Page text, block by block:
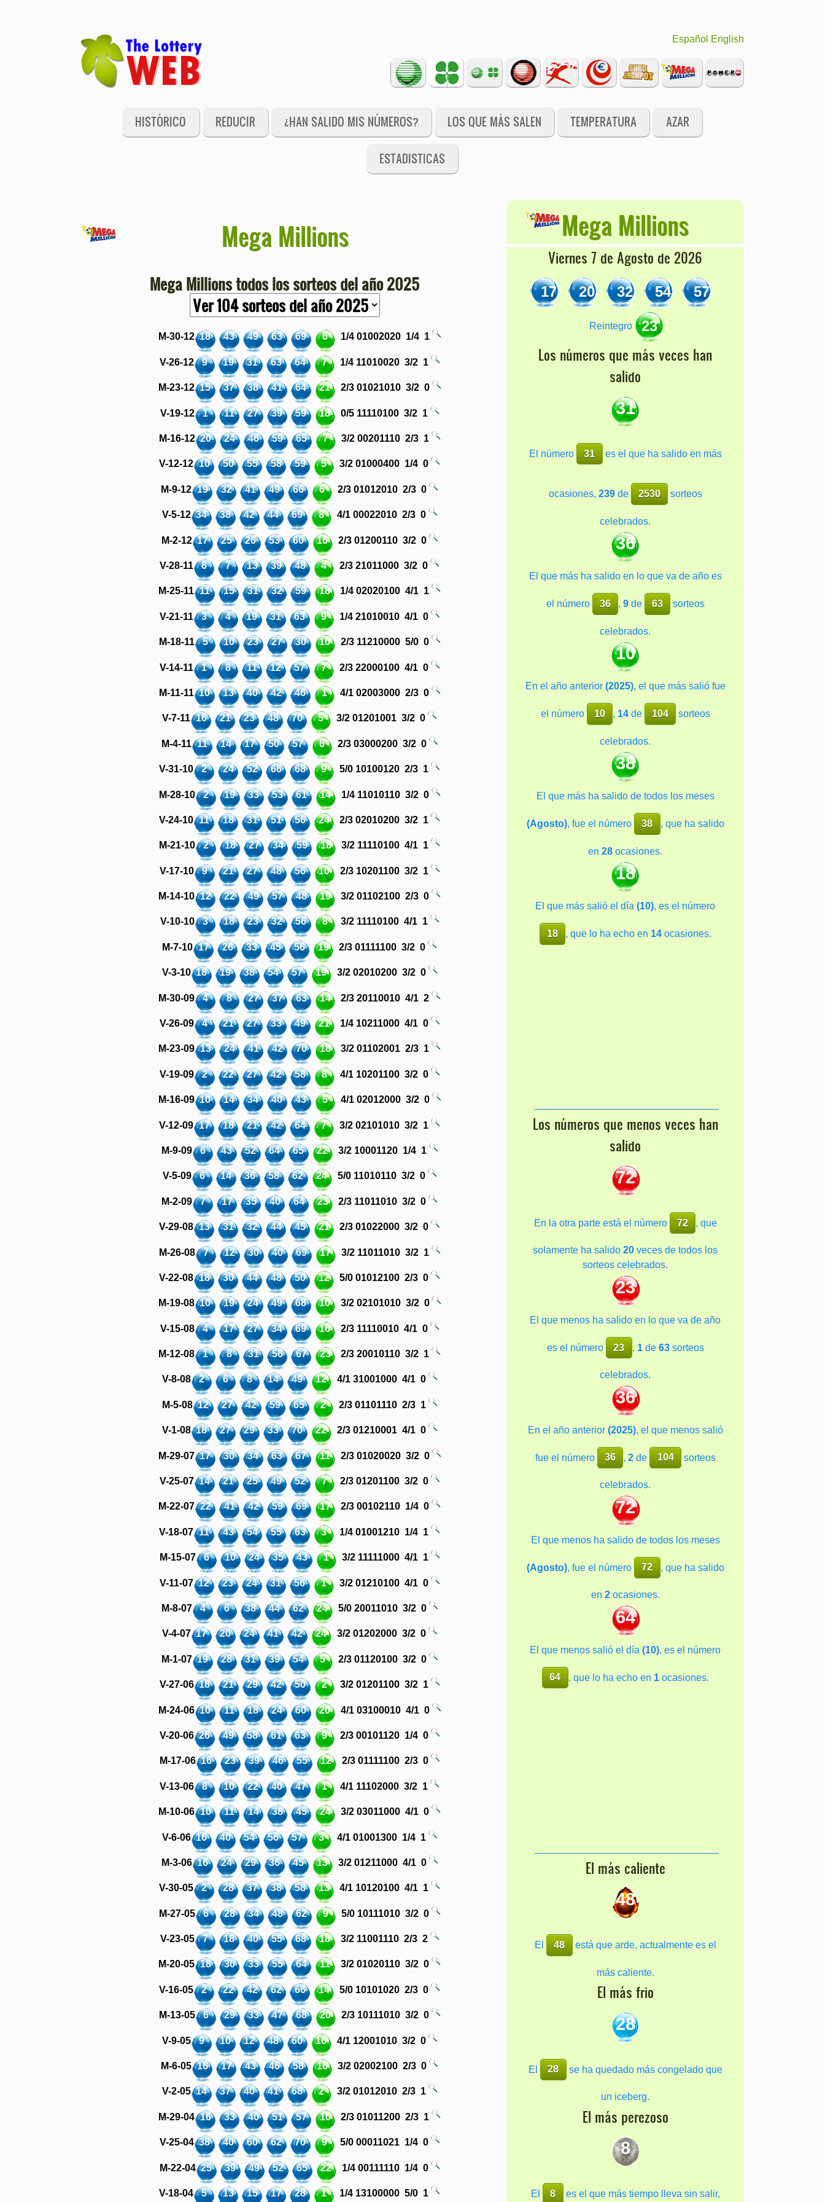
Español English
HISTÓRICO REDUCIR ¿HAN SALIDO MIS NÚMEROS? LOS QUE MÁS SALEN TEMPERATURA AZAR
ESTADISTICAS
Mega Millions
Mega Millions todos los sorteos del año 2025
M-30-12 18 43 49 63 69 6 1/4 01002020 1/4 1
V-26-12 9 19 31 63 64 7 1/4 11010020 3/2 1
M-23-12 15 37 38 41 64 21 2/3 01021010 3/2 0
V-19-12 1 11 27 39 59 18 0/5 11110100 3/2 1
M-16-12 20 24 46 59 65 7 3/2 00201110 2/3 1
V-12-12 10 50 55 58 59 5 3/2 01000400 1/4 0
M-9-12 19 32 41 49 66 6 2/3 01012010 2/3 0
V-5-12 34 38 42 44 69 8 4/1 00022010 2/3 0
M-2-12 17 25 26 53 60 16 2/3 01200110 3/2 0
V-28-11 6 7 13 39 48 4 2/3 21011000 3/2 0
M-25-11 11 15 31 32 59 18 1/4 02020100 4/1 1
V-21-11 3 4 19 31 63 9 1/4 21010010 4/1 0
M-18-11 5 10 23 27 30 10 2/3 11210000 5/0 0
V-14-11 1 8 11 12 57 7 2/3 22000100 4/1 0
M-11-11 10 13 40 42 46 1 4/1 02003000 2/3 0
V-7-11 16 21 23 48 70 5 3/2 01201001 3/2 0
M-4-11 11 14 17 50 57 6 2/3 03000200 3/2 0
V-31-10 2 24 52 66 68 9 5/0 10100120 2/3 1
M-28-10 2 19 33 53 61 14 1/4 11010110 3/2 0
V-24-10 11 18 31 51 56 24 2/3 02010200 3/2 1
M-21-10 2 18 27 34 59 18 3/2 11110100 4/1 1
V-17-10 9 21 27 48 56 10 2/3 10201100 3/2 1
M-14-10 12 22 49 57 48 19 3/2 01102100 2/3 0
V-10-10 3 18 23 32 56 8 3/2 11110100 4/1 1
M-7-10 17 26 33 45 56 19 2/3 01111100 3/2 0
V-3-10 18 19 38 54 57 19 3/2 02010200 3/2 0
M-30-09 4 8 27 37 63 14 2/3 20110010 4/1 2
V-26-09 4 21 27 33 49 21 1/4 10211000 4/1 0
M-23-09 13 24 41 42 70 18 3/2 01102001 2/3 1
V-19-09 2 22 27 42 58 8 4/1 10201100 3/2 0
M-16-09 10 14 34 40 43 5 4/1 02012000 3/2 0
V-12-09 17 18 21 42 64 7 3/2 02101010 3/2 1
M-9-09 6 43 52 64 65 22 3/2 10001120 1/4 1
V-5-09 6 14 36 58 62 24 5/0 11010110 3/2 0
M-2-09 7 17 35 40 64 23 2/3 11011010 3/2 0
V-29-08 13 31 32 44 45 21 2/3 01022000 3/2 0
M-26-08 7 12 30 40 69 17 3/2 11011010 3/2 1
V-22-08 18 30 44 48 50 12 5/0 01012100 2/3 0
M-19-08 10 19 24 49 68 10 3/2 02101010 3/2 0
V-15-08 4 17 27 34 69 16 2/3 11110010 4/1 0
M-12-08 1 8 31 56 67 23 2/3 20010110 3/2 1
V-8-08 2 6 8 14 49 12 4/1 31001000 4/1 0
M-5-08 12 27 42 59 65 2 2/3 01101110 2/3 1
V-1-08 18 27 29 33 70 22 2/3 01210001 4/1 0
M-29-07 17 30 34 63 67 11 2/3 01020020 3/2 0
V-25-07 14 21 25 49 52 7 2/3 01201100 3/2 0
M-22-07 22 41 42 59 69 17 2/3 00102110 1/4 0
V-18-07 11 43 54 55 63 3 1/4 01001210 1/4 1
M-15-07 6 10 24 35 43 1 3/2 11111000 4/1 1
V-11-07 12 23 24 31 56 1 3/2 01210100 4/1 0
M-8-07 4 6 38 44 62 24 5/0 20011010 3/2 0
V-4-07 17 20 24 41 42 24 3/2 01202000 3/2 0
M-1-07 19 28 31 39 54 5 2/3 01120100 3/2 0
V-27-06 18 21 29 42 50 2 3/2 01201100 3/2 1
M-24-06 10 11 18 24 60 20 4/1 03100010 4/1 0
V-20-06 26 49 58 61 63 9 2/3 00101120 1/4 0
M-17-06 16 23 39 46 55 12 2/3 01111100 2/3 0
V-13-06 8 10 22 40 47 1 4/1 11102000 3/2 1
M-10-06 10 11 14 38 45 24 3/2 03011000 4/1 0
V-6-06 16 40 54 56 57 3 4/1 01001300 1/4 1
M-3-06 16 24 29 36 45 13 3/2 01211000 4/1 0
V-30-05 2 28 37 38 58 13 4/1 10120100 4/1 1
M-27-05 6 28 34 48 62 9 5/0 10111010 3/2 0
V-23-05 7 18 40 55 68 18 3/2 11001110 2/3 2
M-20-05 18 30 33 55 64 11 3/2 01020110 3/2 0
V-16-05 2 22 42 62 66 14 5/0 10101020 2/3 0
M-13-05 6 29 33 47 68 20 2/3 10111010 3/2 0
V-9-05 9 10 12 48 60 16 4/1 12001010 3/2 0
M-6-05 16 17 43 46 58 16 3/2 02002100 2/3 0
V-2-05 14 37 40 41 68 2 3/2 01012010 2/3 1
M-29-04 16 33 40 51 57 10 2/3 01011200 2/3 1
V-25-04 38 40 60 62 70 9 5/0 00011021 1/4 0
M-22-04 25 39 49 52 65 22 1/4 00111110 1/4 0
V-18-04 5 13 15 17 28 1 1/4 13100000 5/0 1
Mega Millions
Viernes 7 de Agosto de 2026
17 20 32 54 57
Reintegro 23
Los números que más veces han
salido
31
El número 31 es el que ha salido en más
ocasiones, 239de 2530 sorteos
celebrados.
36
El que más ha salido en lo que va de año es
el número 36 , 9de 63 sorteos
celebrados.
10
En el año anterior (2025), el que más salió fue
el número 10 , 14de 104 sorteos
celebrados.
38
El que más ha salido de todos los meses
(Agosto), fue el número 38 , que ha salido
en28 ocasiones.
18
El que más salió el día(10), es el número
18 , que lo ha echo en 14 ocasiones.
Los números que menos veces han
salido
72
En la otra parte está el número 72 , que
solamente ha salido20 veces de todos los
sorteos celebrados.
23
El que menos ha salido en lo que va de año
es el número 23 , 1de 63sorteos
celebrados.
36
En el año anterior (2025), el que menos salió
fue el número 36 ,2 de 104 sorteos
celebrados.
72
El que menos ha salido de todos los meses
(Agosto), fue el número 72 , que ha salido
en 2ocasiones.
64
El que menos salió el día(10), es el número
64 , que lo ha echo en 1ocasiones.
El más caliente
48
El 48 está que arde, actualmente es el
más caliente.
El más frio
28
El 28 se ha quedado más congelado que
un iceberg.
El más perezoso
8
El 8 es el que más tiempo lleva sin salir,